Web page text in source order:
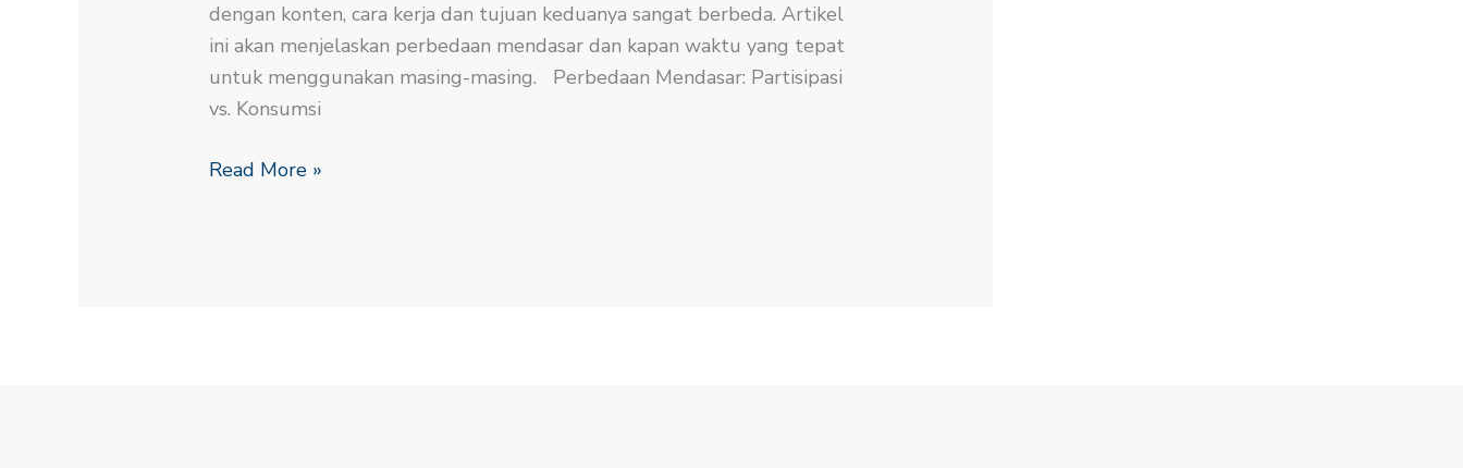
dengan konten, cara kerja dan tujuan keduanya sangat berbeda. Artikel
ini akan menjelaskan perbedaan mendasar dan kapan waktu yang tepat
untuk menggunakan masing-masing. Perbedaan Mendasar: Partisipasi
vs. Konsumsi
Read More »